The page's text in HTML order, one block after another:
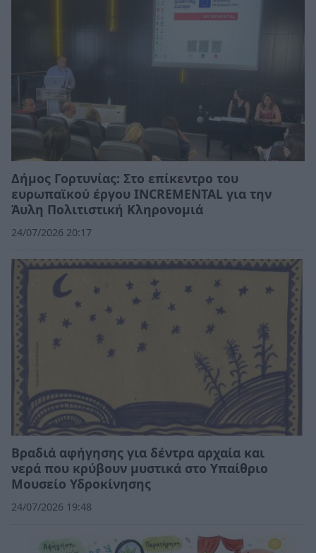
Δήμος Γορτυνίας: Στο επίκεντρο του
ευρωπαϊκού έργου INCREMENTAL για την
Άυλη Πολιτιστική Κληρονομιά
24/07/2026 20:17
Βραδιά αφήγησης για δέντρα αρχαία και
νερά που κρύβουν μυστικά στο Υπαίθριο
Μουσείο Υδροκίνησης
24/07/2026 19:48